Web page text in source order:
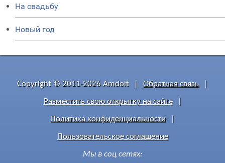
На свадьбу
Новый год
Copyright © 2011-2026 Amdoit Обратная связь
Разместить свою открытку на сайте
Политика конфиденциальности
Пользовательское соглашение
Мы в соц сетях: